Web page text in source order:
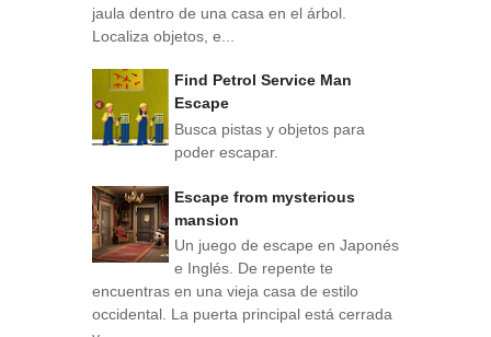
jaula dentro de una casa en el árbol.
Localiza objetos, e...
Find Petrol Service Man
Escape
Busca pistas y objetos para
poder escapar.
Escape from mysterious
mansion
Un juego de escape en Japonés
e Inglés. De repente te
encuentras en una vieja casa de estilo
occidental. La puerta principal está cerrada